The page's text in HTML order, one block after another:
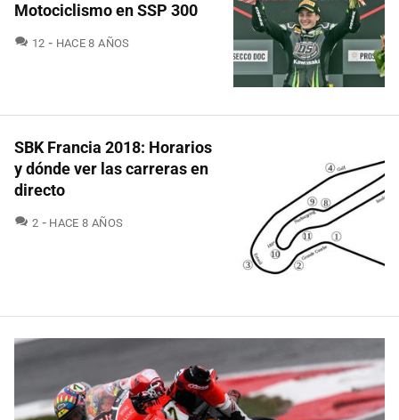
Motociclismo en SSP 300
12 COMENTARIOS
HACE 8 AÑOS
SBK Francia 2018: Horarios
y dónde ver las carreras en
directo
2 COMENTARIOS
HACE 8 AÑOS